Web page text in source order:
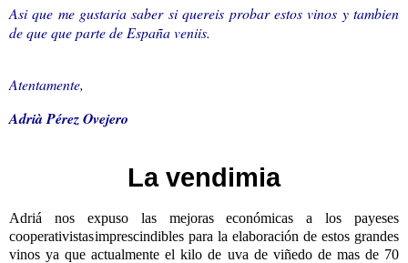
Asi que me gustaria saber si quereis probar estos vinos y tambien
de que que parte de España veniis.
Atentamente,
Adrià Pérez Ovejero
La vendimia
Adriá nos expuso las mejoras económicas a los payeses
cooperativistasimprescindibles para la elaboración de estos grandes
vinos ya que actualmente el kilo de uva de viñedo de mas de 70